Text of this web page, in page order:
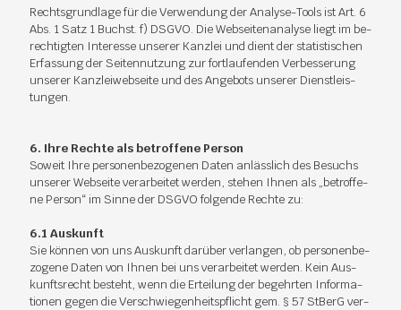
Rechts­grund­la­ge für die Ver­wen­dung der Ana­ly­se-Tools ist Art. 6
Abs. 1 Satz 1 Buchst. f) DS­GVO. Die Web­sei­ten­ana­ly­se liegt im be­
rech­tig­ten In­ter­es­se un­se­rer Kanz­lei und dient der sta­tis­ti­schen
Er­fas­sung der Sei­ten­nut­zung zur fort­lau­fen­den Ver­bes­se­rung
un­se­rer Kanz­lei­web­sei­te und des An­ge­bots un­se­rer Dienst­leis­
tun­gen.
6. Ihre Rech­te als be­trof­fe­ne Per­son
So­weit Ihre per­so­nen­be­zo­ge­nen Da­ten an­läss­lich des Be­suchs
un­se­rer Web­sei­te ver­ar­bei­tet wer­den, ste­hen Ih­nen als „be­trof­fe­
ne Per­son“ im Sin­ne der DS­GVO fol­gen­de Rech­te zu:
6.1 Aus­kunft
Sie kön­nen von uns Aus­kunft dar­über ver­lan­gen, ob per­so­nen­be­
zo­ge­ne Da­ten von Ih­nen bei uns ver­ar­bei­tet wer­den. Kein Aus­
kunfts­recht be­steht, wenn die Er­tei­lung der be­gehr­ten In­for­ma­
tio­nen ge­gen die Ver­schwie­gen­heits­pflicht gem. § 57 StBerG ver­